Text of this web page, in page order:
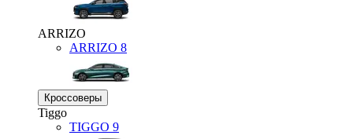
ARRIZO
ARRIZO 8
Кроссоверы
Tiggo
TIGGO 9